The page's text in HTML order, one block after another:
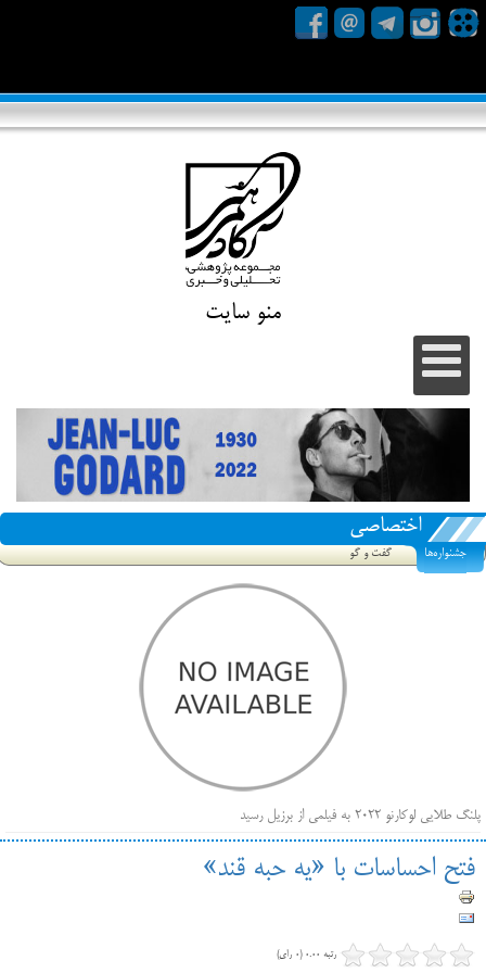
منو سایت
اختصاصی
جشنواره‌ها گفت و گو
پلنگ طلایی لوکارنو ۲۰۲۲ به فیلمی از برزیل رسید
فهرست فیلم‌های بخش مسابقه جشنواره فیلم ونیز ۲۰۲۲ مشخص شد، سهم پررنگ ایرانی‌ها
بیرون راندن فیلم‌های منتسب به حامیان کرملین از جشنواره کن، راه برای مستقل‌ها باز است
فتح احساسات با «یه حبه قند»
رتبه 0.00 (0 رای)